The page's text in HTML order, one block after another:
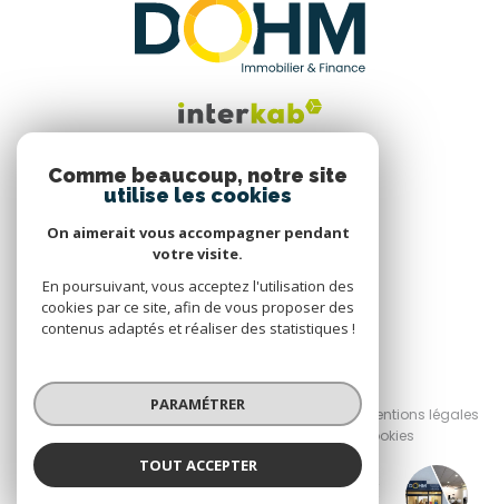
DOHM Chambery
Nous suivre
© 2026 | Tous droits réservés
Nos honoraires
Nos partenaires
Mentions légales
Cookies
Comme beaucoup, notre site
utilise les cookies
On aimerait vous accompagner pendant
votre visite.
En poursuivant, vous acceptez l'utilisation des
cookies par ce site, afin de vous proposer des
contenus adaptés et réaliser des statistiques !
PARAMÉTRER
TOUT ACCEPTER